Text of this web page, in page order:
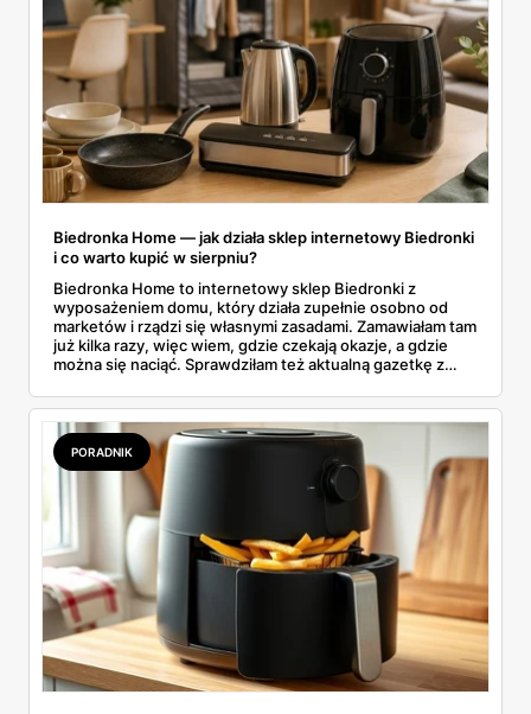
Biedronka Home — jak działa sklep internetowy Biedronki
i co warto kupić w sierpniu?
Biedronka Home to internetowy sklep Biedronki z
wyposażeniem domu, który działa zupełnie osobno od
marketów i rządzi się własnymi zasadami. Zamawiałam tam
już kilka razy, więc wiem, gdzie czekają okazje, a gdzie
można się naciąć. Sprawdziłam też aktualną gazetkę z
wszystko w jednym miejscu: jak zamawiać, ile trwa zwrot,
jakie kody rabatowe działają w sierpniu i które produkty
faktycznie warto włożyć do koszyka.
PORADNIK